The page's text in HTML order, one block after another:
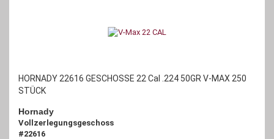
HORNADY 22616 GESCHOSSE 22 Cal .224 50GR V-MAX 250
STÜCK
Hornady
Vollzerlegungsgeschoss
#22616